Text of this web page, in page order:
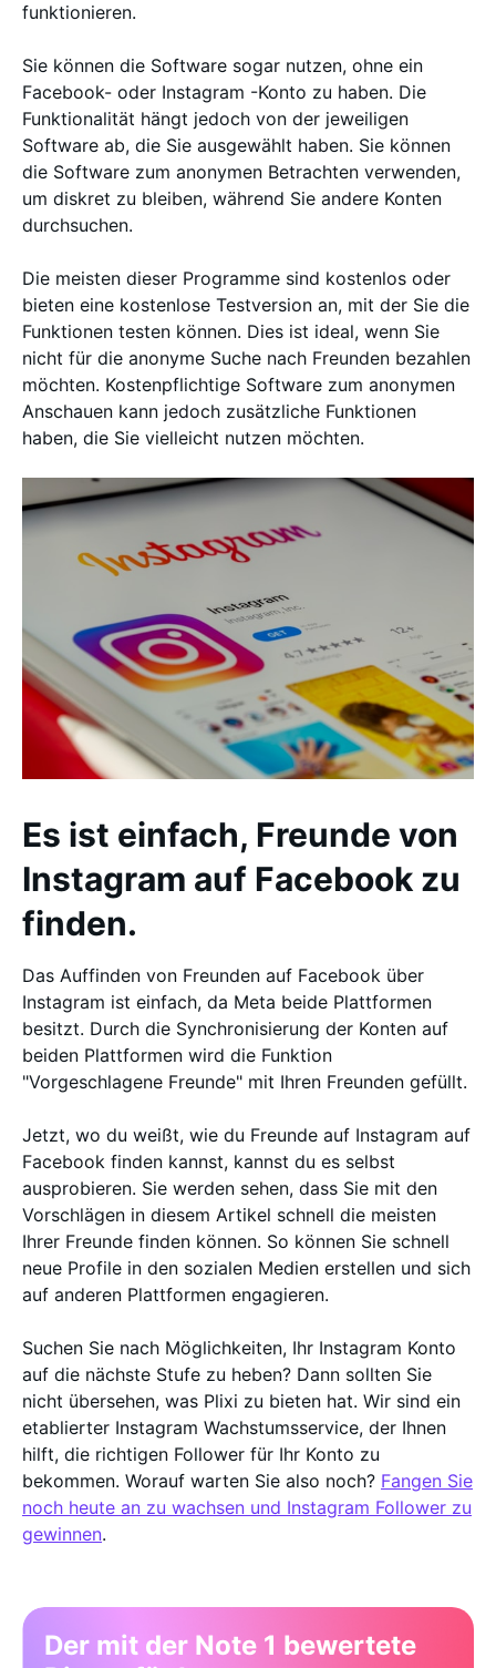
funktionieren.
Sie können die Software sogar nutzen, ohne ein
Facebook- oder Instagram -Konto zu haben. Die
Funktionalität hängt jedoch von der jeweiligen
Software ab, die Sie ausgewählt haben. Sie können
die Software zum anonymen Betrachten verwenden,
um diskret zu bleiben, während Sie andere Konten
durchsuchen.
Die meisten dieser Programme sind kostenlos oder
bieten eine kostenlose Testversion an, mit der Sie die
Funktionen testen können. Dies ist ideal, wenn Sie
nicht für die anonyme Suche nach Freunden bezahlen
möchten. Kostenpflichtige Software zum anonymen
Anschauen kann jedoch zusätzliche Funktionen
haben, die Sie vielleicht nutzen möchten.
Es ist einfach, Freunde von
Instagram auf Facebook zu
finden.
Das Auffinden von Freunden auf Facebook über
Instagram ist einfach, da Meta beide Plattformen
besitzt. Durch die Synchronisierung der Konten auf
beiden Plattformen wird die Funktion
"Vorgeschlagene Freunde" mit Ihren Freunden gefüllt.
Jetzt, wo du weißt, wie du Freunde auf Instagram auf
Facebook finden kannst, kannst du es selbst
ausprobieren. Sie werden sehen, dass Sie mit den
Vorschlägen in diesem Artikel schnell die meisten
Ihrer Freunde finden können. So können Sie schnell
neue Profile in den sozialen Medien erstellen und sich
auf anderen Plattformen engagieren.
Suchen Sie nach Möglichkeiten, Ihr Instagram Konto
auf die nächste Stufe zu heben? Dann sollten Sie
nicht übersehen, was Plixi zu bieten hat. Wir sind ein
etablierter Instagram Wachstumsservice, der Ihnen
hilft, die richtigen Follower für Ihr Konto zu
bekommen. Worauf warten Sie also noch? Fangen Sie
noch heute an zu wachsen und Instagram Follower zu
gewinnen.
Der mit der Note 1 bewertete